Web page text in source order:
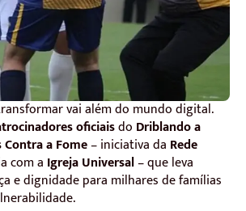
vai além do mundo digital.
oficiaisdo Driblando a
Contra a Fome– iniciativa da Rede
com a Igreja Universal– que leva
e dignidade para milhares de famílias